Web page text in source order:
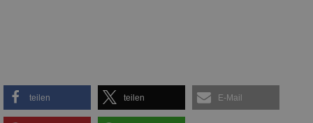
teilen teilen E-Mail